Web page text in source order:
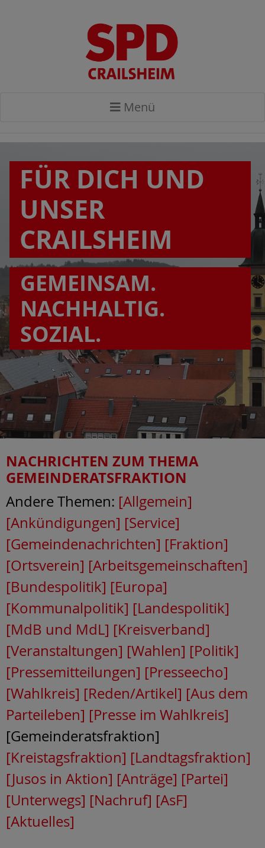
Menü
FÜR DICH UND
UNSER
CRAILSHEIM
GEMEINSAM.
NACHHALTIG.
SOZIAL.
NACHRICHTEN ZUM THEMA
GEMEINDERATSFRAKTION
Andere Themen: [Allgemein]
[Ankündigungen] [Service]
[Gemeindenachrichten] [Fraktion]
[Ortsverein] [Arbeitsgemeinschaften]
[Bundespolitik] [Europa]
[Kommunalpolitik] [Landespolitik]
[MdB und MdL] [Kreisverband]
[Veranstaltungen] [Wahlen] [Politik]
[Pressemitteilungen] [Presseecho]
[Wahlkreis] [Reden/Artikel] [Aus dem
Parteileben] [Presse im Wahlkreis]
[Gemeinderatsfraktion]
[Kreistagsfraktion] [Landtagsfraktion]
[Jusos in Aktion] [Anträge] [Partei]
[Unterwegs] [Nachruf] [AsF]
[Aktuelles]